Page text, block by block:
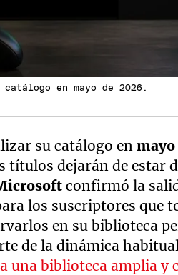
en mayo de 2026.
su catálogo enmayo
títulos dejarán de estar
confirmó la
los suscriptores que
en su biblioteca
de la dinámica
una biblioteca amplia y